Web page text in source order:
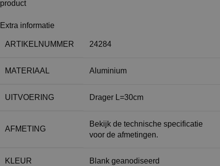
product
Extra informatie
ARTIKELNUMMER 24284
MATERIAAL Aluminium
UITVOERING Drager L=30cm
AFMETING
Bekijk de technische specificatie
voor de afmetingen.
KLEUR Blank geanodiseerd